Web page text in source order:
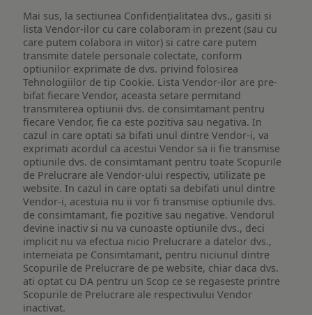
Mai sus, la sectiunea Confidențialitatea dvs., gasiti si
lista Vendor-ilor cu care colaboram in prezent (sau cu
care putem colabora in viitor) si catre care putem
transmite datele personale colectate, conform
optiunilor exprimate de dvs. privind folosirea
Tehnologiilor de tip Cookie. Lista Vendor-ilor are pre-
bifat fiecare Vendor, aceasta setare permitand
transmiterea optiunii dvs. de consimtamant pentru
fiecare Vendor, fie ca este pozitiva sau negativa. In
cazul in care optati sa bifati unul dintre Vendor-i, va
exprimati acordul ca acestui Vendor sa ii fie transmise
optiunile dvs. de consimtamant pentru toate Scopurile
de Prelucrare ale Vendor-ului respectiv, utilizate pe
website. In cazul in care optati sa debifati unul dintre
Vendor-i, acestuia nu ii vor fi transmise optiunile dvs.
de consimtamant, fie pozitive sau negative. Vendorul
devine inactiv si nu va cunoaste optiunile dvs., deci
implicit nu va efectua nicio Prelucrare a datelor dvs.,
intemeiata pe Consimtamant, pentru niciunul dintre
Scopurile de Prelucrare de pe website, chiar daca dvs.
ati optat cu DA pentru un Scop ce se regaseste printre
Scopurile de Prelucrare ale respectivului Vendor
inactivat.